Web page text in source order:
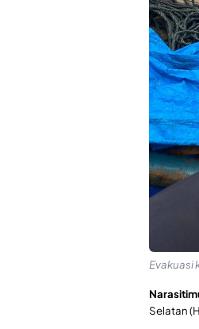
Evakuasi
Selatan